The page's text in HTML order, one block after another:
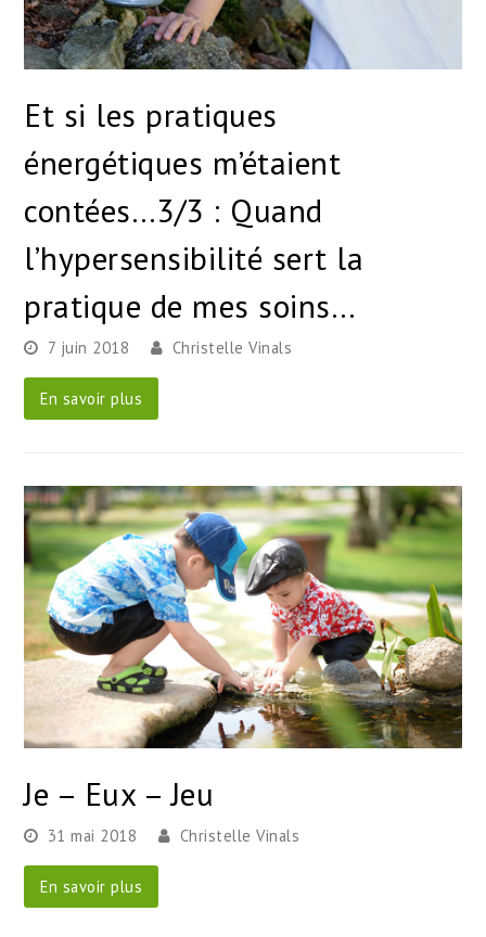
Et si les pratiques
énergétiques m’étaient
contées…3/3 : Quand
l’hypersensibilité sert la
pratique de mes soins…
7 juin 2018 Christelle Vinals
En savoir plus
Je – Eux – Jeu
31 mai 2018 Christelle Vinals
En savoir plus